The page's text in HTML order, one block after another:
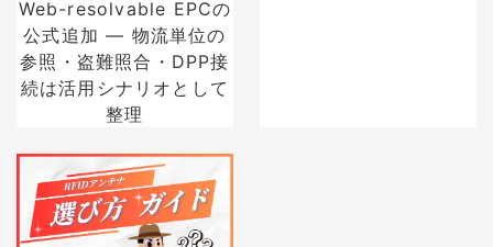
Web-resolvable EPCの
公式追加 — 物流単位の
参照・盗難照合・DPP接
続は活用シナリオとして
整理